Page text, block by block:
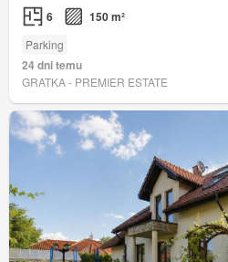
6 150 m²
Parking
24 dni temu
GRATKA - PREMIER ESTATE